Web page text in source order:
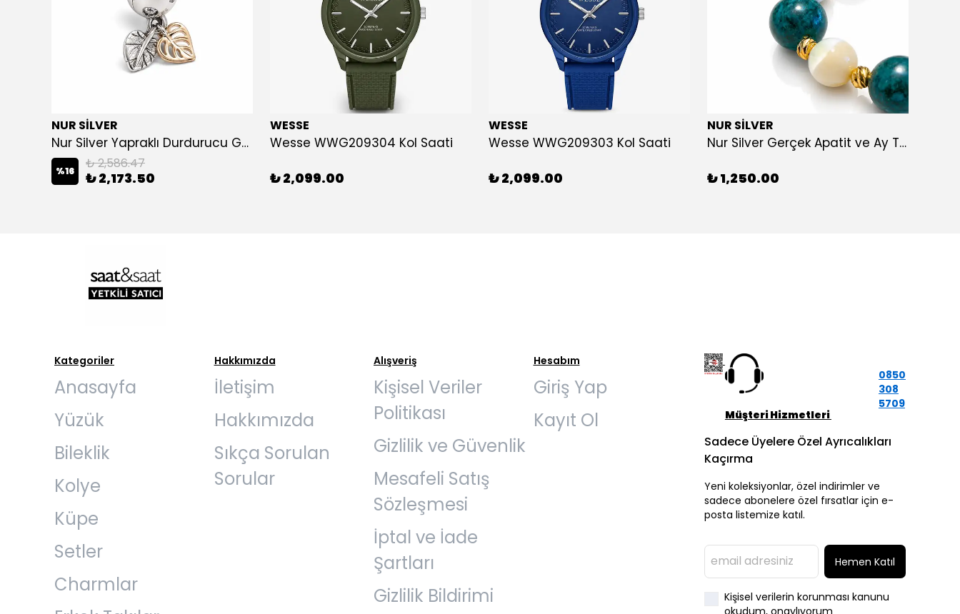
NUR SİLVER
Nur Silver Yapraklı Durdurucu Gümüş Charm - NUR-CM00501
%16 ₺ 2,586.47
₺ 2,173.50
WESSE
Wesse WWG209304 Kol Saati
₺ 2,099.00
WESSE
Wesse WWG209303 Kol Saati
₺ 2,099.00
NUR SİLVER
Nur Silver Gerçek Apatit ve Ay Taşı Bileklik - NUR-DTB008
₺ 1,250.00
Kategoriler
Anasayfa
Yüzük
Bileklik
Kolye
Küpe
Setler
Charmlar
Hakkımızda
İletişim
Hakkımızda
Sıkça Sorulan
Sorular
Alışveriş
Kişisel Veriler
Politikası
Gizlilik ve Güvenlik
Mesafeli Satış
Sözleşmesi
İptal ve İade
Şartları
Gizlilik Bildirimi
Hesabım
Giriş Yap
Kayıt Ol
Müşteri Hizmetleri
0850
308
5709
Sadece Üyelere Özel Ayrıcalıkları
Kaçırma
Yeni koleksiyonlar, özel indirimler ve
sadece abonelere özel fırsatlar için e-
posta listemize katıl.
Hemen Katıl
Kişisel verilerin korunması kanunu
okudum, onaylıyorum